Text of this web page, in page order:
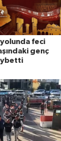
feci
genç